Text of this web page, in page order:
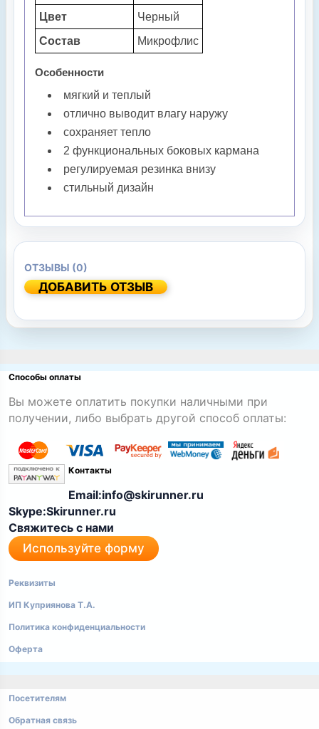
Цвет
Черный
Состав
Микрофлис
Особенности
мягкий и теплый
отлично выводит влагу наружу
сохраняет тепло
2 функциональных боковых кармана
регулируемая резинка внизу
стильный дизайн
ОТЗЫВЫ (0)
ДОБАВИТЬ ОТЗЫВ
Способы оплаты
Вы можете оплатить покупки наличными при
получении, либо выбрать другой способ оплаты:
Контакты
Email:info@skirunner.ru
Skype:Skirunner.ru
Свяжитесь с нами
Используйте форму
Реквизиты
ИП Куприянова Т.А.
Политика конфиденциальности
Оферта
Посетителям
Обратная связь